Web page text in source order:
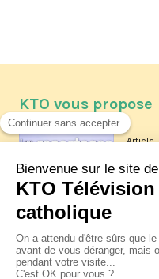
KTO vous propose
Article
Les
La
XIV
jeudi